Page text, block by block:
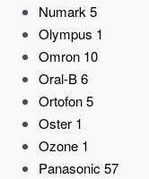
Numark5
Olympus 1
Omron 10
Oral-B6
Ortofon5
Oster 1
Ozone 1
Panasonic 57